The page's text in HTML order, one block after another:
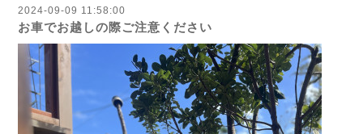
2024-09-09 11:58:00
お車でお越しの際ご注意ください